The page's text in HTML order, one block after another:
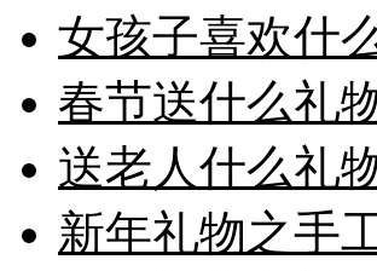
女孩子喜欢什
春节送什么礼
送老人什么礼
新年礼物之手